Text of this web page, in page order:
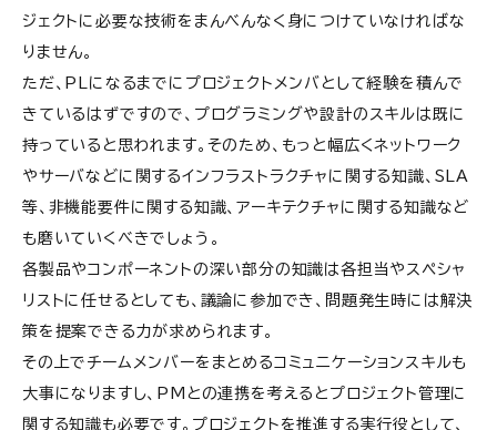
ジェクトに必要な技術をまんべんなく身につけていなければな
りません。
ただ、PLになるまでにプロジェクトメンバとして経験を積んで
きているはずですので、プログラミングや設計のスキルは既に
持っていると思われます。そのため、もっと幅広くネットワーク
やサーバなどに関するインフラストラクチャに関する知識、SLA
等、非機能要件に関する知識、アーキテクチャに関する知識など
も磨いていくべきでしょう。
各製品やコンポーネントの深い部分の知識は各担当やスペシャ
リストに任せるとしても、議論に参加でき、問題発生時には解決
策を提案できる力が求められます。
その上でチームメンバーをまとめるコミュニケーションスキルも
大事になりますし、PMとの連携を考えるとプロジェクト管理に
関する知識も必要です。プロジェクトを推進する実行役として、